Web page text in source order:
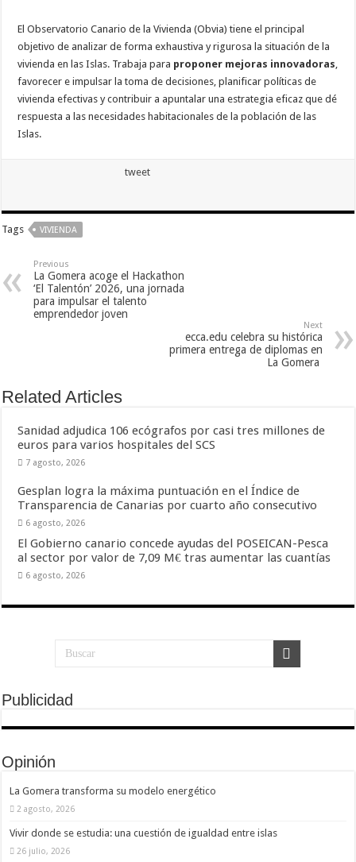
El Observatorio Canario de la Vivienda (Obvia) tiene el principal
objetivo de analizar de forma exhaustiva y rigurosa la situación de la
vivienda en las Islas. Trabaja para proponer mejoras innovadoras,
favorecer e impulsar la toma de decisiones, planificar políticas de
vivienda efectivas y contribuir a apuntalar una estrategia eficaz que dé
respuesta a las necesidades habitacionales de la población de las
Islas.
tweet
Tags VIVIENDA
Previous
La Gomera acoge el Hackathon
‘El Talentón’ 2026, una jornada
para impulsar el talento
emprendedor joven
Next
ecca.edu celebra su histórica
primera entrega de diplomas en
La Gomera
Related Articles
Sanidad adjudica 106 ecógrafos por casi tres millones de
euros para varios hospitales del SCS
7 agosto, 2026
Gesplan logra la máxima puntuación en el Índice de
Transparencia de Canarias por cuarto año consecutivo
6 agosto, 2026
El Gobierno canario concede ayudas del POSEICAN-Pesca
al sector por valor de 7,09 M€ tras aumentar las cuantías
6 agosto, 2026
Publicidad
Opinión
La Gomera transforma su modelo energético
2 agosto, 2026
Vivir donde se estudia: una cuestión de igualdad entre islas
26 julio, 2026